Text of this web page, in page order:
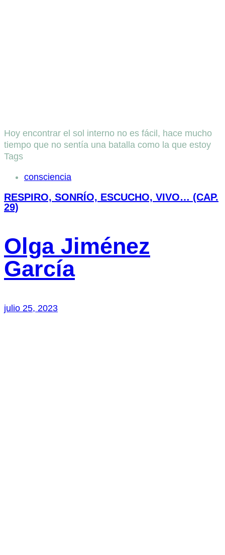
Hoy encontrar el sol interno no es fácil, hace mucho
tiempo que no sentía una batalla como la que estoy
Tags
consciencia
RESPIRO, SONRÍO, ESCUCHO, VIVO… (CAP.
29)
Olga Jiménez
García
julio 25, 2023